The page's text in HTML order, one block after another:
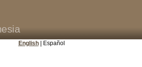
English| Español